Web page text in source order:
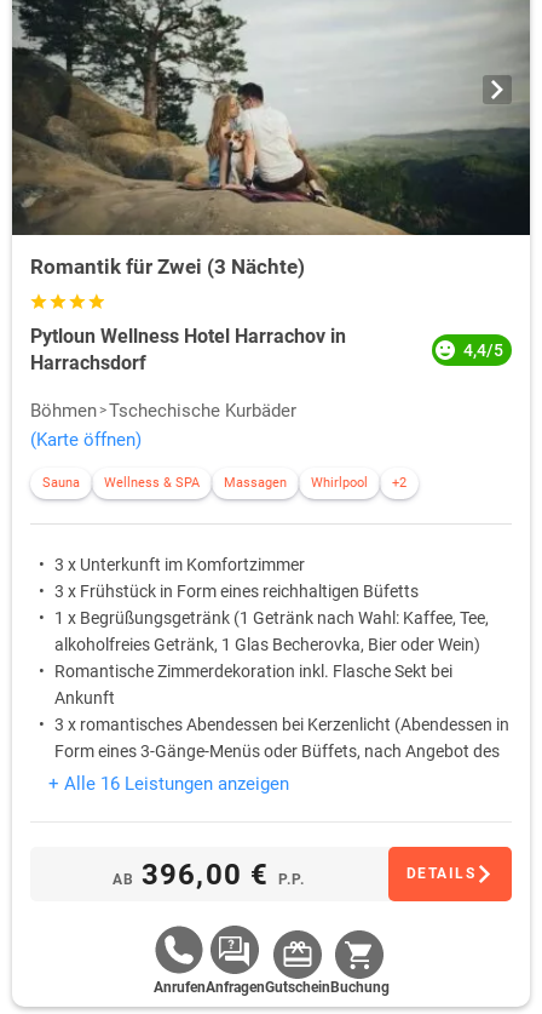
Romantik für Zwei (3 Nächte)
Pytloun Wellness Hotel Harrachov in
Harrachsdorf
4,4/5
Böhmen Tschechische Kurbäder
(Karte öffnen)
Sauna Wellness & SPA Massagen Whirlpool +2
3 x Unterkunft im Komfortzimmer
3 x Frühstück in Form eines reichhaltigen Büfetts
1 x Begrüßungsgetränk (1 Getränk nach Wahl: Kaffee, Tee,
alkoholfreies Getränk, 1 Glas Becherovka, Bier oder Wein)
Romantische Zimmerdekoration inkl. Flasche Sekt bei
Ankunft
3 x romantisches Abendessen bei Kerzenlicht (Abendessen in
Form eines 3-Gänge-Menüs oder Büffets, nach Angebot des
Chefkochs) inkl. Flasche Hauswein (eine Flasche pro Paar)
+ Alle 16 Leistungen anzeigen
AB 396,00 € P.P. DETAILS
AnrufenAnfragenGutschein Buchung